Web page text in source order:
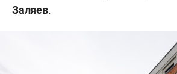
Заляев.